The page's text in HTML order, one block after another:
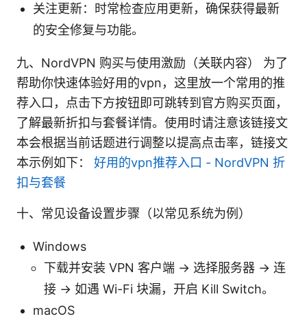
关注更新：时常检查应用更新，确保获得最新
的安全修复与功能。
九、NordVPN 购买与使用激励（关联内容） 为了
帮助你快速体验好用的vpn，这里放一个常用的推
荐入口，点击下方按钮即可跳转到官方购买页面，
了解最新折扣与套餐详情。使用时请注意该链接文
本会根据当前话题进行调整以提高点击率，链接文
本示例如下： 好用的vpn推荐入口 - NordVPN 折
扣与套餐
十、常见设备设置步骤（以常见系统为例）
Windows
下载并安装 VPN 客户端 → 选择服务器 → 连
接 → 如遇 Wi-Fi 块漏，开启 Kill Switch。
macOS